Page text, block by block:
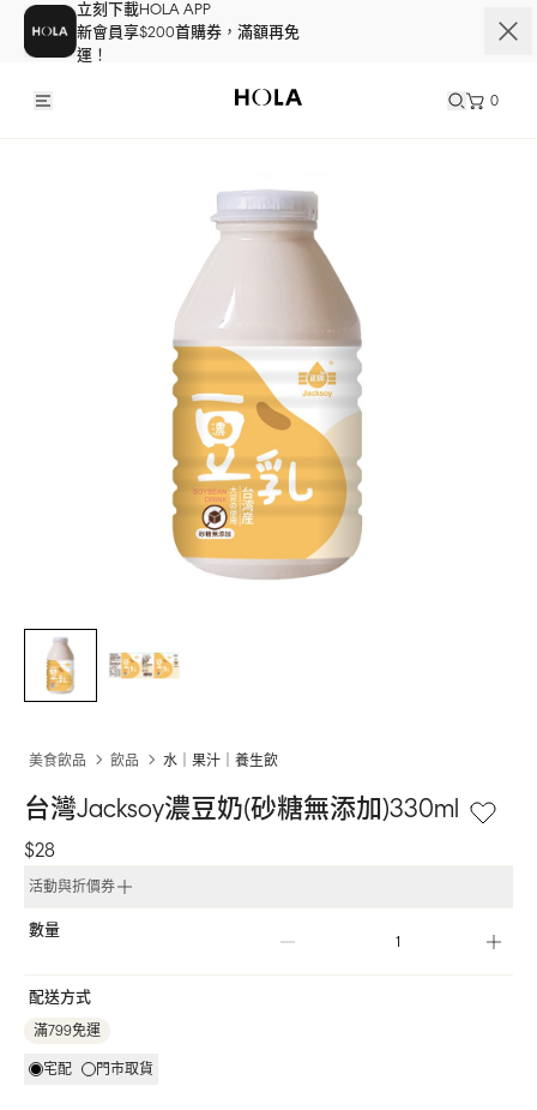
立刻下載HOLA APP
新會員享$200首購券，滿額再免
運！
0
美食飲品 飲品 水｜果汁｜養生飲
台灣Jacksoy濃豆奶(砂糖無添加)330ml
$28
活動與折價券
數量
配送方式
滿799免運
宅配 門市取貨